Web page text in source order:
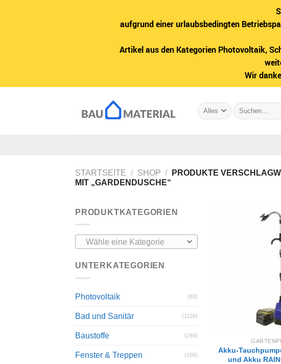
aufgrund einer urlaubsbedingten
Artikel aus den Kategorien Photovoltaik,
Wir
Suche
nach:
STARTSEITE / SHOP /
PRODUKTE
MIT „GARDENDUSCHE“
PRODUKTKATEGORIEN
Wähle eine Kategorie
UNTERKATEGORIEN
Photovoltaik (83)
Bad und Sanitär (1126)
Baustoffe (244)
Fenster & Treppen (166)
Akku-
und Akku RAIN